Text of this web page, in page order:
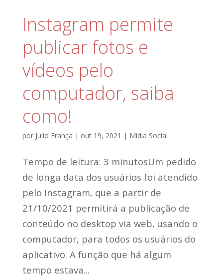
Instagram permite
publicar fotos e
vídeos pelo
computador, saiba
como!
por Julio França | out 19, 2021 | Mídia Social
Tempo de leitura: 3 minutosUm pedido
de longa data dos usuários foi atendido
pelo Instagram, que a partir de
21/10/2021 permitirá a publicação de
conteúdo no desktop via web, usando o
computador, para todos os usuários do
aplicativo. A função que há algum
tempo estava...